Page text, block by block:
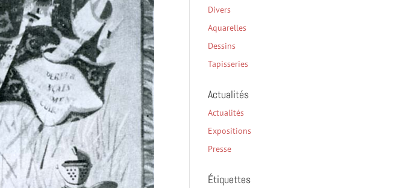
Divers
Aquarelles
Dessins
Tapisseries
Actualités
Actualités
Expositions
Presse
Étiquettes